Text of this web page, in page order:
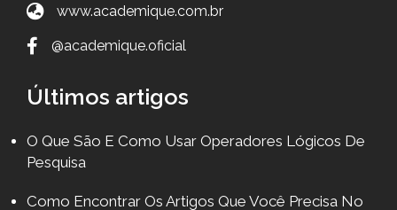
www.academique.com.br
@academique.oficial
Últimos artigos
O Que São E Como Usar Operadores Lógicos De
Pesquisa
Como Encontrar Os Artigos Que Você Precisa No